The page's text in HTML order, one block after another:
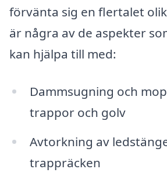
förvänta sig en flertalet
är några av de aspekter
kan hjälpa till med:
Dammsugning och
trappor och golv
Avtorkning av
trappräcken